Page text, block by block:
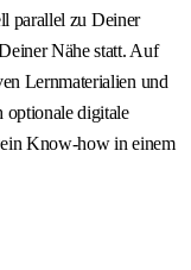
parallel zu Deiner
Nähe statt. Auf
Lernmaterialien und
optionale digitale
Know-how in einem